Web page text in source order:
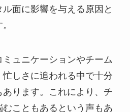
面に影響を与える原因と
ュニケーションやチーム
しさに追われる中で十分
ります。これにより、チ
こともあるという声もあ